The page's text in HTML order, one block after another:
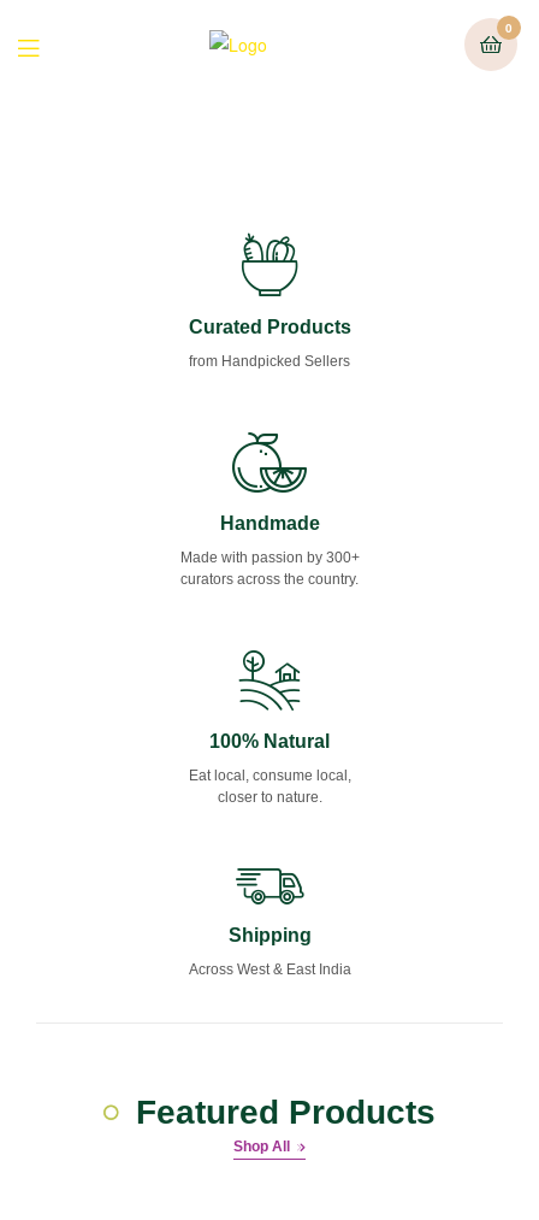
0
Curated Products
from Handpicked Sellers
Handmade
Made with passion by 300+
curators across the country.
100% Natural
Eat local, consume local,
closer to nature.
Shipping
Across West & East India
Featured Products
Shop All